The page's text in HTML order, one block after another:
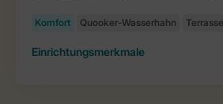
Einrichtungsmerkmale